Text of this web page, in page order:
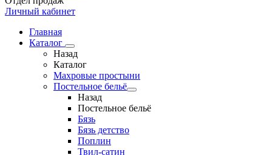
Личный кабинет
Главная
Каталог
Назад
Каталог
Махровые простыни
Постельное бельё
Назад
Постельное бельё
Бязь
Бязь детство
Поплин
Твил-сатин